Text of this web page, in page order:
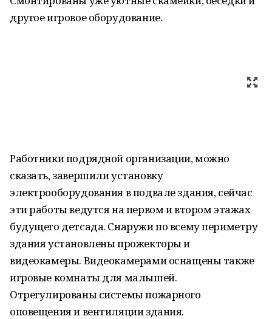
другое игровое оборудование.
Работники подрядной организации, можно
сказать, завершили установку
электрооборудования в подвале здания, сейчас
эти работы ведутся на первом и втором этажах
будущего детсада. Снаружи по всему периметру
здания установлены прожекторы и
видеокамеры. Видеокамерами оснащены также
игровые комнаты для малышей.
Отрегулированы системы пожарного
оповещения и вентиляции здания.